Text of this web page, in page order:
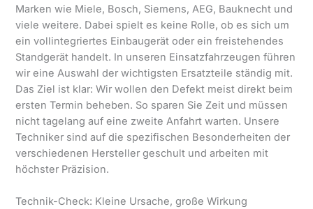
Marken wie Miele, Bosch, Siemens, AEG, Bauknecht und
viele weitere. Dabei spielt es keine Rolle, ob es sich um
ein vollintegriertes Einbaugerät oder ein freistehendes
Standgerät handelt. In unseren Einsatzfahrzeugen führen
wir eine Auswahl der wichtigsten Ersatzteile ständig mit.
Das Ziel ist klar: Wir wollen den Defekt meist direkt beim
ersten Termin beheben. So sparen Sie Zeit und müssen
nicht tagelang auf eine zweite Anfahrt warten. Unsere
Techniker sind auf die spezifischen Besonderheiten der
verschiedenen Hersteller geschult und arbeiten mit
höchster Präzision.
Technik-Check: Kleine Ursache, große Wirkung